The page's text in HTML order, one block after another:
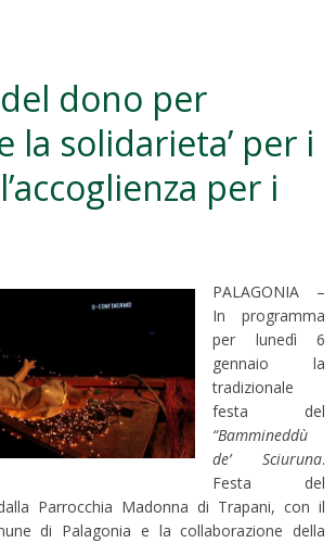
dono per
la solidarieta’ per i
per i
PALAGONIA –
In programma
per lunedì 6
gennaio la
tradizionale
festa del
“Bammineddù
de’ Sciuruna.
Festa del
Parrocchia Madonna di Trapani, con il
di Palagonia e la collaborazione della